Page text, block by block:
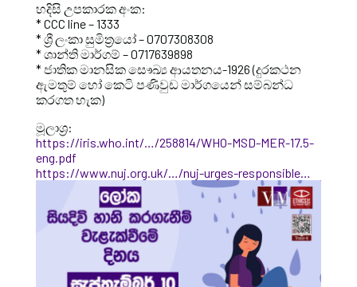
හදිසි උපකාරක අංක:
* CCC line – 1333
* ශ්‍රී ලංකා සුමිත්‍රයෝ – 0707308308
* ශාන්ති මාර්ගම් – 0717639898
* ජාතික මානසික සෞඛ්‍ය ආයතනය-1926 (දුරකථන
ඇමතුම් හෝ කෙටි පණිවුඩ මාර්ගයෙන් සම්බන්ධ
කරගත හැක)
මූලාශ්‍ර:
https://iris.who.int/…/258814/WHO-MSD-MER-17.5-
eng.pdf
https://www.nuj.org.uk/…/nuj-urges-responsible…